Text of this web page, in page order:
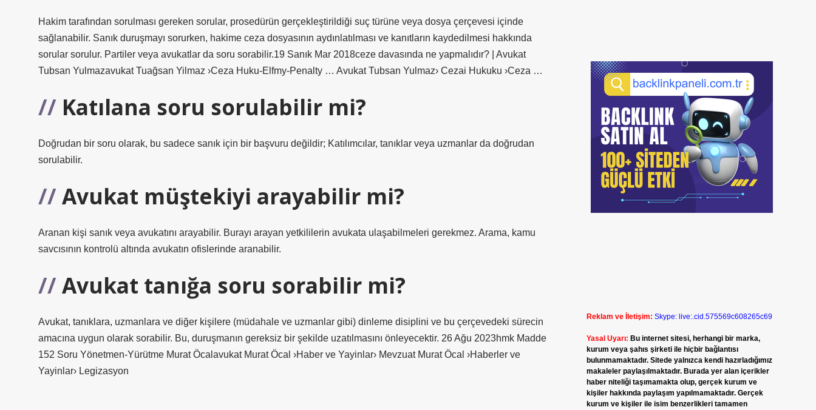
Hakim tarafından sorulması gereken sorular, prosedürün gerçekleştirildiği suç türüne veya dosya çerçevesi içinde
sağlanabilir. Sanık duruşmayı sorurken, hakime ceza dosyasının aydınlatılması ve kanıtların kaydedilmesi hakkında
sorular sorulur. Partiler veya avukatlar da soru sorabilir.19 Sanık Mar 2018ceze davasında ne yapmalıdır? | Avukat
Tubsan Yulmazavukat Tuağsan Yilmaz ›Ceza Huku-Elfmy-Penalty … Avukat Tubsan Yulmaz› Cezai Hukuku ›Ceza …
Katılana soru sorulabilir mi?
Doğrudan bir soru olarak, bu sadece sanık için bir başvuru değildir; Katılımcılar, tanıklar veya uzmanlar da doğrudan
sorulabilir.
Avukat müştekiyi arayabilir mi?
Aranan kişi sanık veya avukatını arayabilir. Burayı arayan yetkililerin avukata ulaşabilmeleri gerekmez. Arama, kamu
savcısının kontrolü altında avukatın ofislerinde aranabilir.
Avukat tanığa soru sorabilir mi?
Avukat, tanıklara, uzmanlara ve diğer kişilere (müdahale ve uzmanlar gibi) dinleme disiplini ve bu çerçevedeki sürecin
amacına uygun olarak sorabilir. Bu, duruşmanın gereksiz bir şekilde uzatılmasını önleyecektir. 26 Ağu 2023hmk Madde
152 Soru Yönetmen-Yürütme Murat Öcalavukat Murat Öcal ›Haber ve Yayinlar› Mevzuat Murat Öcal ›Haberler ve
Yayinlar› Legizasyon
Reklam ve İletişim: Skype: live:.cid.575569c608265c69
Yasal Uyarı: Bu internet sitesi, herhangi bir marka,
kurum veya şahıs şirketi ile hiçbir bağlantısı
bulunmamaktadır. Sitede yalnızca kendi hazırladığımız
makaleler paylaşılmaktadır. Burada yer alan içerikler
haber niteliği taşımamakta olup, gerçek kurum ve
kişiler hakkında paylaşım yapılmamaktadır. Gerçek
kurum ve kişiler ile isim benzerlikleri tamamen